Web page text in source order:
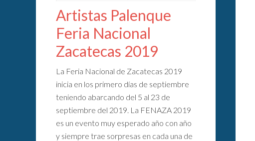
Artistas Palenque
Feria Nacional
Zacatecas 2019
La Feria Nacional de Zacatecas 2019
inicia en los primero días de septiembre
teniendo abarcando del 5 al 23 de
septiembre del 2019. La FENAZA 2019
es un evento muy esperado año con año
y siempre trae sorpresas en cada una de